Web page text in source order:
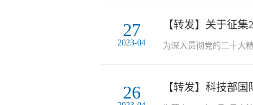
27
2023-04
【转发】关于征
为深入贯彻党的二十大
26 【转发】科技部